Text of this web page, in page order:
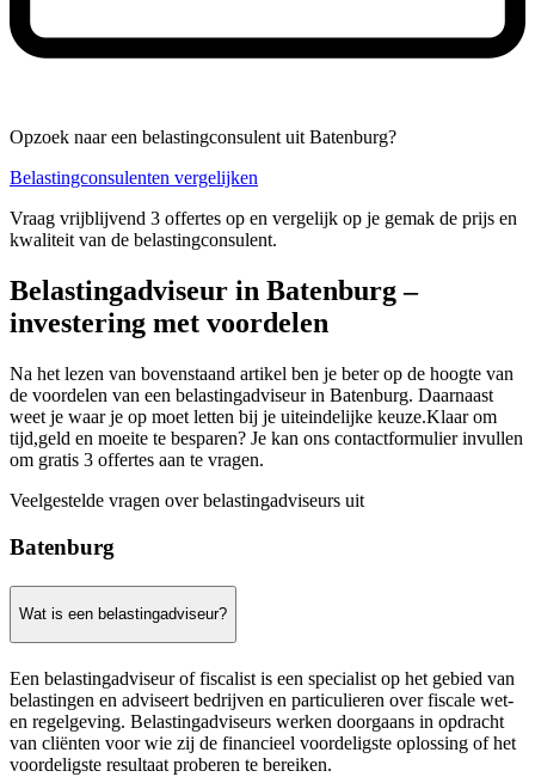
Opzoek naar een belastingconsulent uit Batenburg?
Belastingconsulenten vergelijken
Vraag vrijblijvend 3 offertes op en vergelijk op je gemak de prijs en
kwaliteit van de belastingconsulent.
Belastingadviseur in Batenburg –
investering met voordelen
Na het lezen van bovenstaand artikel ben je beter op de hoogte van
de voordelen van een belastingadviseur in Batenburg. Daarnaast
weet je waar je op moet letten bij je uiteindelijke keuze.Klaar om
tijd,geld en moeite te besparen? Je kan ons contactformulier invullen
om gratis 3 offertes aan te vragen.
Veelgestelde vragen over belastingadviseurs uit
Batenburg
Wat is een belastingadviseur?
Een belastingadviseur of fiscalist is een specialist op het gebied van
belastingen en adviseert bedrijven en particulieren over fiscale wet-
en regelgeving. Belastingadviseurs werken doorgaans in opdracht
van cliënten voor wie zij de financieel voordeligste oplossing of het
voordeligste resultaat proberen te bereiken.